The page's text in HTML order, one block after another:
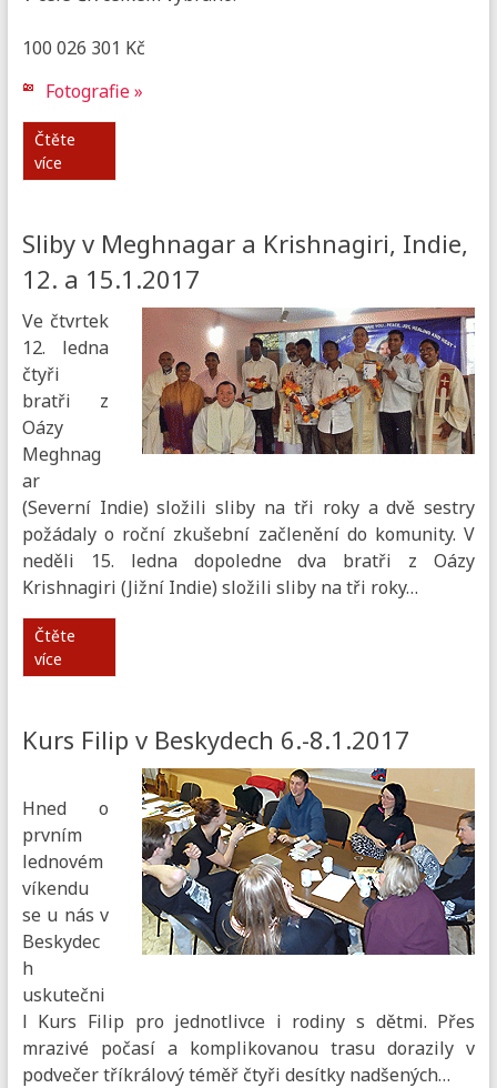
100 026 301 Kč
Fotografie »
Čtěte
více
Sliby v Meghnagar a Krishnagiri, Indie,
12. a 15.1.2017
Ve čtvrtek
12. ledna
čtyři
bratři z
Oázy
Meghnag
ar
(Severní Indie) složili sliby na tři roky a dvě sestry
požádaly o roční zkušební začlenění do komunity. V
neděli 15. ledna dopoledne dva bratři z Oázy
Krishnagiri (Jižní Indie) složili sliby na tři roky…
Čtěte
více
Kurs Filip v Beskydech 6.-8.1.2017
Hned o
prvním
lednovém
víkendu
se u nás v
Beskydec
h
uskutečni
l Kurs Filip pro jednotlivce i rodiny s dětmi. Přes
mrazivé počasí a komplikovanou trasu dorazily v
podvečer tříkrálový téměř čtyři desítky nadšených…